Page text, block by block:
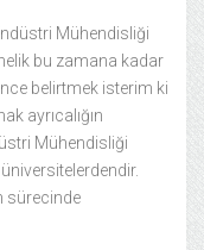
Mühendisliği
bu zamana kadar
belirtmek isterim ki
ayrıcalığın
Mühendisliği
sürecinde